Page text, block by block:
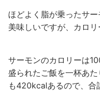
ほどよく脂が乗ったサ
美味しいですが、カロ
サーモンのカロリーは
盛られたご飯を一杯あ
も420kcalあるので、合